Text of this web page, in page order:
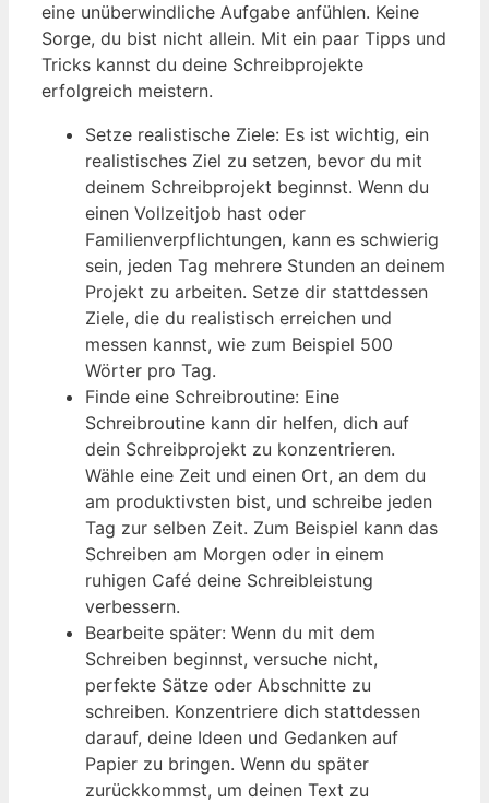
eine unüberwindliche Aufgabe anfühlen. Keine
Sorge, du bist nicht allein. Mit ein paar Tipps und
Tricks kannst du deine Schreibprojekte
erfolgreich meistern.
Setze realistische Ziele: Es ist wichtig, ein
realistisches Ziel zu setzen, bevor du mit
deinem Schreibprojekt beginnst. Wenn du
einen Vollzeitjob hast oder
Familienverpflichtungen, kann es schwierig
sein, jeden Tag mehrere Stunden an deinem
Projekt zu arbeiten. Setze dir stattdessen
Ziele, die du realistisch erreichen und
messen kannst, wie zum Beispiel 500
Wörter pro Tag.
Finde eine Schreibroutine: Eine
Schreibroutine kann dir helfen, dich auf
dein Schreibprojekt zu konzentrieren.
Wähle eine Zeit und einen Ort, an dem du
am produktivsten bist, und schreibe jeden
Tag zur selben Zeit. Zum Beispiel kann das
Schreiben am Morgen oder in einem
ruhigen Café deine Schreibleistung
verbessern.
Bearbeite später: Wenn du mit dem
Schreiben beginnst, versuche nicht,
perfekte Sätze oder Abschnitte zu
schreiben. Konzentriere dich stattdessen
darauf, deine Ideen und Gedanken auf
Papier zu bringen. Wenn du später
zurückkommst, um deinen Text zu